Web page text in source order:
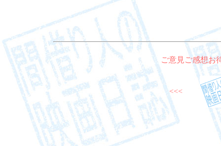
ご意見ご感想お
<<<